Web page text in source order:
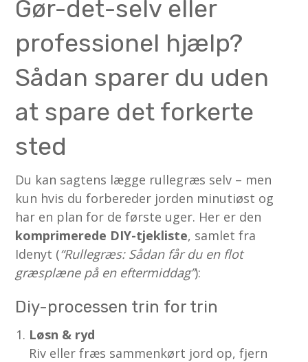
Gør-det-selv eller
professionel hjælp?
Sådan sparer du uden
at spare det forkerte
sted
Du kan sagtens lægge rullegræs selv – men
kun hvis du forbereder jorden minutiøst og
har en plan for de første uger. Her er den
komprimerede DIY-tjekliste, samlet fra
Idenyt (“Rullegræs: Sådan får du en flot
græsplæne på en eftermiddag”):
Diy-processen trin for trin
Løsn & ryd
Riv eller fræs sammenkørt jord op, fjern